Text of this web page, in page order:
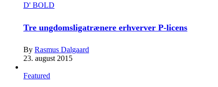
D' BOLD
Tre ungdomsligatrænere erhverver P-licens
By Rasmus Dalgaard
23. august 2015
Featured